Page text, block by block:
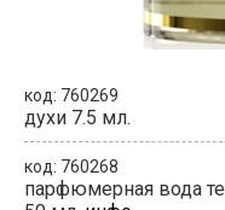
код: 760269
духи 7.5 мл.
код: 760268
парфюмерная вода